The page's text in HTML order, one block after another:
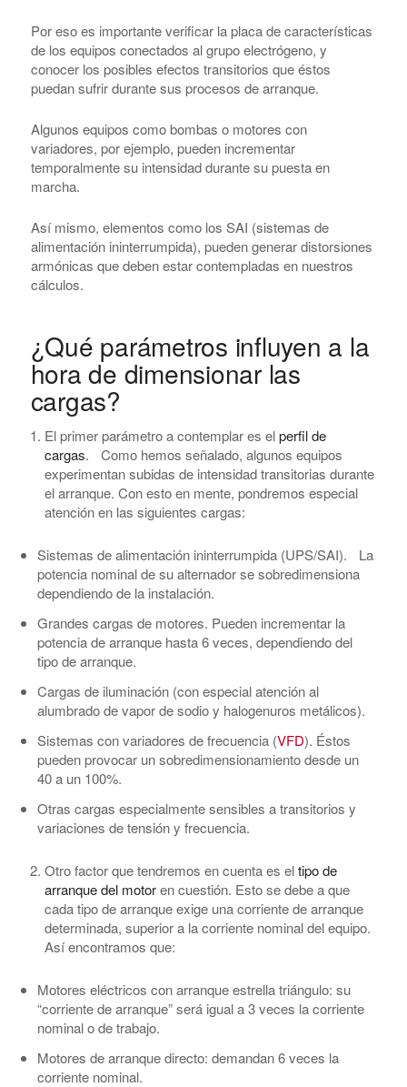
Por eso es importante verificar la placa de características
de los equipos conectados al grupo electrógeno, y
conocer los posibles efectos transitorios que éstos
puedan sufrir durante sus procesos de arranque.
Algunos equipos como bombas o motores con
variadores, por ejemplo, pueden incrementar
temporalmente su intensidad durante su puesta en
marcha.
Así mismo, elementos como los SAI (sistemas de
alimentación ininterrumpida), pueden generar distorsiones
armónicas que deben estar contempladas en nuestros
cálculos.
¿Qué parámetros influyen a la
hora de dimensionar las
cargas?
El primer parámetro a contemplar es elperfil de
cargas. Como hemos señalado, algunos equipos
experimentan subidas de intensidad transitorias durante
el arranque. Con esto en mente, pondremos especial
atención en las siguientes cargas:
Sistemas de alimentación ininterrumpida (UPS/SAI). La
potencia nominal de su alternador se sobredimensiona
dependiendo de la instalación.
Grandes cargas de motores. Pueden incrementar la
potencia de arranque hasta 6 veces, dependiendo del
tipo de arranque.
Cargas de iluminación (con especial atención al
alumbrado de vapor de sodio y halogenuros metálicos).
Sistemas con variadores de frecuencia (VFD). Éstos
pueden provocar un sobredimensionamiento desde un
40 a un 100%.
Otras cargas especialmente sensibles a transitorios y
variaciones de tensión y frecuencia.
Otro factor que tendremos en cuenta es eltipo de
arranque del motoren cuestión. Esto se debe a que
cada tipo de arranque exige una corriente de arranque
determinada, superior a la corriente nominal del equipo.
Así encontramos que:
Motores eléctricos con arranque estrella triángulo: su
“corriente de arranque” será igual a 3 veces la corriente
nominal o de trabajo.
Motores de arranque directo: demandan 6 veces la
corriente nominal.